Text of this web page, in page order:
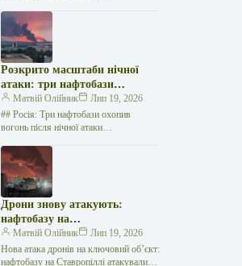
російської агресії, що сталася у
столиці…
Розкрито масштаби нічної
атаки: три нафтобази
палають у Ставрополі –
OSINT-аналіз
Матвій Олійник
Лип 19, 2026
## Росія: Три нафтобази охопив
вогонь після нічної атаки
posts:Українці: що змінилося з 1
червня — від…
Дрони знову атакують:
нафтобазу на
Ставропольщині вражено
втретє за два тижні
Матвій Олійник
Лип 19, 2026
Нова атака дронів на ключовий об’єкт:
нафтобазу на Ставропіллі атакували